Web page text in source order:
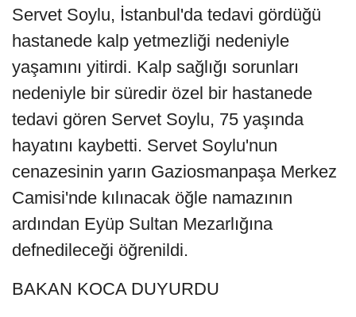
Servet Soylu, İstanbul'da tedavi gördüğü
hastanede kalp yetmezliği nedeniyle
yaşamını yitirdi. Kalp sağlığı sorunları
nedeniyle bir süredir özel bir hastanede
tedavi gören Servet Soylu, 75 yaşında
hayatını kaybetti. Servet Soylu'nun
cenazesinin yarın Gaziosmanpaşa Merkez
Camisi'nde kılınacak öğle namazının
ardından Eyüp Sultan Mezarlığına
defnedileceği öğrenildi.
BAKAN KOCA DUYURDU